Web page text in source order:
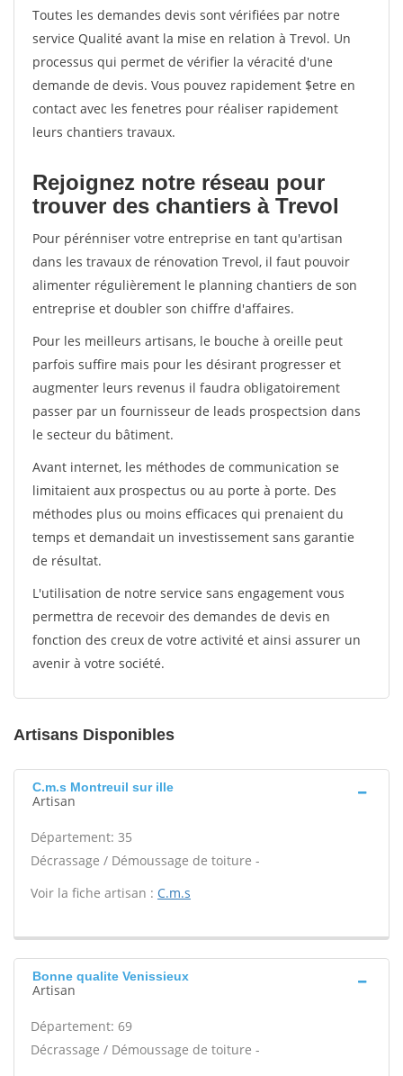
Toutes les demandes devis sont vérifiées par notre
service Qualité avant la mise en relation à Trevol. Un
processus qui permet de vérifier la véracité d'une
demande de devis. Vous pouvez rapidement $etre en
contact avec les fenetres pour réaliser rapidement
leurs chantiers travaux.
Rejoignez notre réseau pour
trouver des chantiers à Trevol
Pour pérénniser votre entreprise en tant qu'artisan
dans les travaux de rénovation Trevol, il faut pouvoir
alimenter régulièrement le planning chantiers de son
entreprise et doubler son chiffre d'affaires.
Pour les meilleurs artisans, le bouche à oreille peut
parfois suffire mais pour les désirant progresser et
augmenter leurs revenus il faudra obligatoirement
passer par un fournisseur de leads prospectsion dans
le secteur du bâtiment.
Avant internet, les méthodes de communication se
limitaient aux prospectus ou au porte à porte. Des
méthodes plus ou moins efficaces qui prenaient du
temps et demandait un investissement sans garantie
de résultat.
L'utilisation de notre service sans engagement vous
permettra de recevoir des demandes de devis en
fonction des creux de votre activité et ainsi assurer un
avenir à votre société.
Artisans Disponibles
C.m.s Montreuil sur ille
Artisan
Département: 35
Décrassage / Démoussage de toiture -
Voir la fiche artisan : C.m.s
Bonne qualite Venissieux
Artisan
Département: 69
Décrassage / Démoussage de toiture -